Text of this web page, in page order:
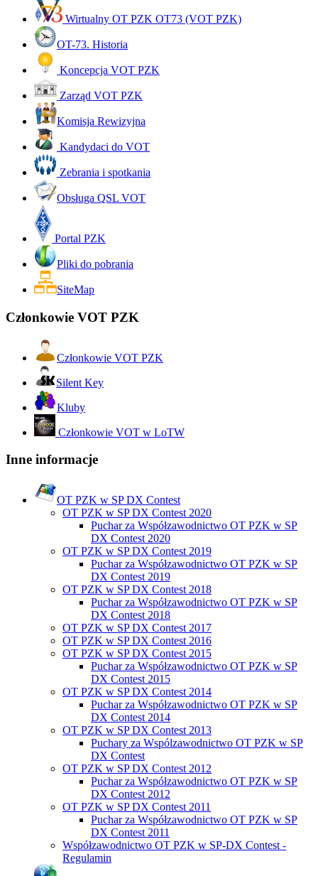
Wirtualny OT PZK OT73 (VOT PZK)
OT-73. Historia
Koncepcja VOT PZK
Zarząd VOT PZK
Komisja Rewizyjna
Kandydaci do VOT
Zebrania i spotkania
Obsługa QSL VOT
Portal PZK
Pliki do pobrania
SiteMap
Członkowie VOT PZK
Członkowie VOT PZK
Silent Key
Kluby
Członkowie VOT w LoTW
Inne informacje
OT PZK w SP DX Contest
OT PZK w SP DX Contest 2020
Puchar za Współzawodnictwo OT PZK w SP
DX Contest 2020
OT PZK w SP DX Contest 2019
Puchar za Współzawodnictwo OT PZK w SP
DX Contest 2019
OT PZK w SP DX Contest 2018
Puchar za Współzawodnictwo OT PZK w SP
DX Contest 2018
OT PZK w SP DX Contest 2017
OT PZK w SP DX Contest 2016
OT PZK w SP DX Contest 2015
Puchar za Współzawodnictwo OT PZK w SP
DX Contest 2015
OT PZK w SP DX Contest 2014
Puchar za Współzawodnictwo OT PZK w SP
DX Contest 2014
OT PZK w SP DX Contest 2013
Puchary za Wspólzawodnictwo OT PZK w SP
DX Contest
OT PZK w SP DX Contest 2012
Puchar za Współzawodnictwo OT PZK w SP
DX Contest 2012
OT PZK w SP DX Contest 2011
Puchar za Współzawodnictwo OT PZK w SP
DX Contest 2011
Współzawodnictwo OT PZK w SP-DX Contest -
Regulamin